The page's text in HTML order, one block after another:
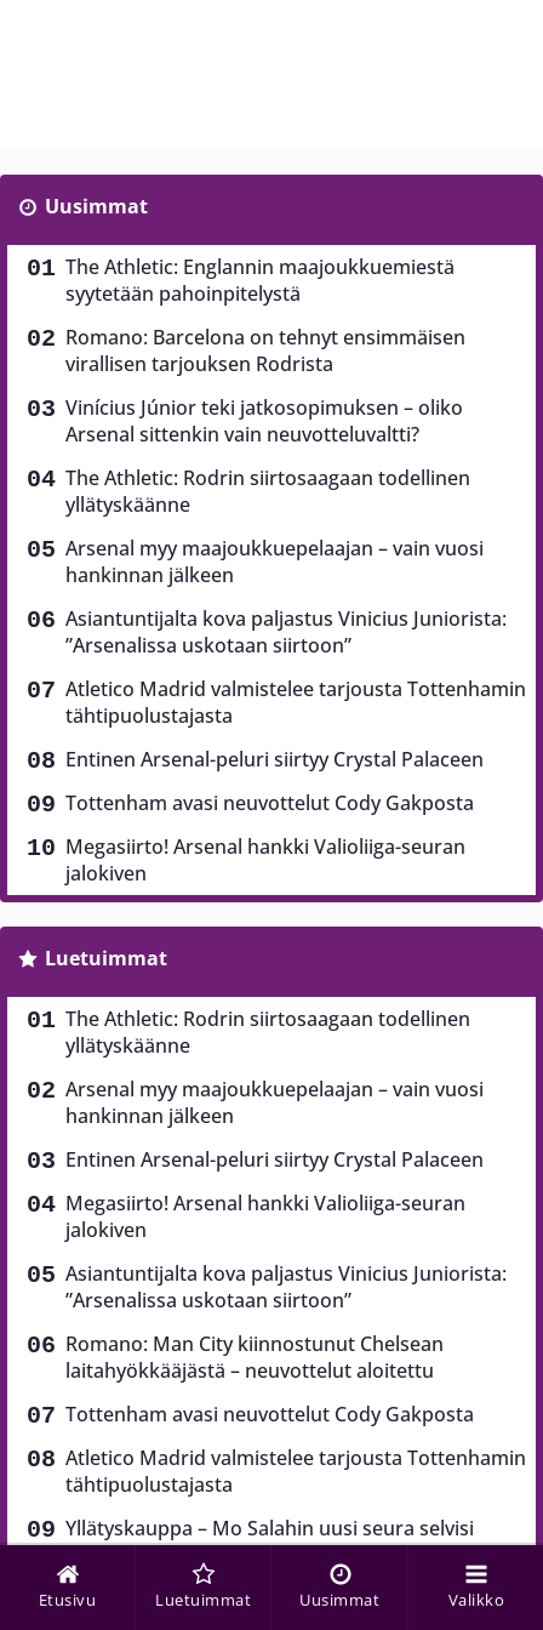
Etusivu Luetuimmat Uusimmat Valikko
Uusimmat
The Athletic: Englannin maajoukkuemiestä
syytetään pahoinpitelystä
Romano: Barcelona on tehnyt ensimmäisen
virallisen tarjouksen Rodrista
Vinícius Júnior teki jatkosopimuksen – oliko
Arsenal sittenkin vain neuvotteluvaltti?
The Athletic: Rodrin siirtosaagaan todellinen
yllätyskäänne
Arsenal myy maajoukkuepelaajan – vain vuosi
hankinnan jälkeen
Asiantuntijalta kova paljastus Vinicius Juniorista:
”Arsenalissa uskotaan siirtoon”
Atletico Madrid valmistelee tarjousta Tottenhamin
tähtipuolustajasta
Entinen Arsenal-peluri siirtyy Crystal Palaceen
Tottenham avasi neuvottelut Cody Gakposta
Megasiirto! Arsenal hankki Valioliiga-seuran
jalokiven
Luetuimmat
The Athletic: Rodrin siirtosaagaan todellinen
yllätyskäänne
Arsenal myy maajoukkuepelaajan – vain vuosi
hankinnan jälkeen
Entinen Arsenal-peluri siirtyy Crystal Palaceen
Megasiirto! Arsenal hankki Valioliiga-seuran
jalokiven
Asiantuntijalta kova paljastus Vinicius Juniorista:
”Arsenalissa uskotaan siirtoon”
Romano: Man City kiinnostunut Chelsean
laitahyökkääjästä – neuvottelut aloitettu
Tottenham avasi neuvottelut Cody Gakposta
Atletico Madrid valmistelee tarjousta Tottenhamin
tähtipuolustajasta
Yllätyskauppa – Mo Salahin uusi seura selvisi
Romano: Nottingham Forest Man Cityn
tähtipelaajan perässä